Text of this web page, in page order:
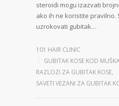
steroidi mogu izazvati
ako ih ne koristite pravilno.
uzrokovati gubitak…
101 HAIR CLINIC
GUBITAK KOSE KOD
RAZLOZI ZA GUBITAK KOSE,
SAVETI VEZANI ZA GUBITAK